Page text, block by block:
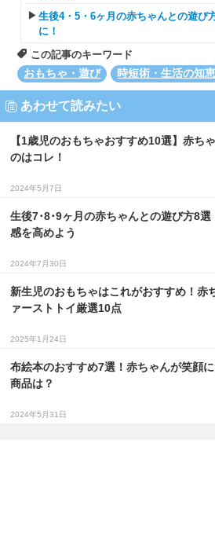
生後4・5・6ヶ月の赤ちゃんとの遊び
に！
この記事のキーワード
おもちゃ・遊び
時短術・生活の知恵
あわせて読みたい
【1歳児のおもちゃおすすめ10選】赤ち
のはコレ！
2024年5月7日
生後7･8･9ヶ月の赤ちゃんとの遊び方8選
感を高めよう
2024年7月30日
新生児のおもちゃはこれがおすすめ！赤
ァーストトイ厳選10点
2025年1月24日
布絵本のおすすめ7選！赤ちゃんが笑顔
商品は？
2024年5月31日